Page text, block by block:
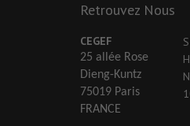
Retrouvez Nous
CEGEF
25 allée Rose
Dieng-Kuntz
75019 Paris
FRANCE